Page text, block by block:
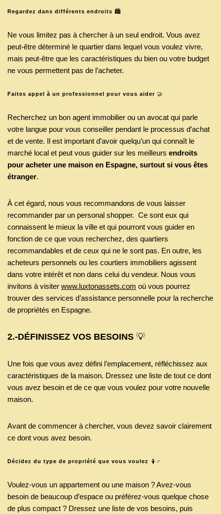
Regardez dans différents endroits 🏙
Ne vous limitez pas à chercher à un seul endroit. Vous avez
peut-être déterminé le quartier dans lequel vous voulez vivre,
mais peut-être que les caractéristiques du bien ou votre budget
ne vous permettent pas de l’acheter.
Faites appel à un professionnel pour vous aider 🤝
Recherchez un bon agent immobilier ou un avocat qui parle
votre langue pour vous conseiller pendant le processus d’achat
et de vente. Il est important d’avoir quelqu’un qui connaît le
marché local et peut vous guider sur les meilleurs endroits
pour acheter une maison en Espagne, surtout si vous êtes
étranger.
À cet égard, nous vous recommandons de vous laisser
recommander par un personal shopper. Ce sont eux qui
connaissent le mieux la ville et qui pourront vous guider en
fonction de ce que vous recherchez, des quartiers
recommandables et de ceux qui ne le sont pas. En outre, les
acheteurs personnels ou les courtiers immobiliers agissent
dans votre intérêt et non dans celui du vendeur. Nous vous
invitons à visiter www.luxtonassets.com où vous pourrez
trouver des services d’assistance personnelle pour la recherche
de propriétés en Espagne.
2.-DÉFINISSEZ VOS BESOINS 💡
Une fois que vous avez défini l’emplacement, réfléchissez aux
caractéristiques de la maison. Dressez une liste de tout ce dont
vous avez besoin et de ce que vous voulez pour votre nouvelle
maison.
Avant de commencer à chercher, vous devez savoir clairement
ce dont vous avez besoin.
Décidez du type de propriété que vous voulez 🤷♂️
Voulez-vous un appartement ou une maison ? Avez-vous
besoin de beaucoup d’espace ou préférez-vous quelque chose
de plus compact ? Dressez une liste de vos besoins, puis